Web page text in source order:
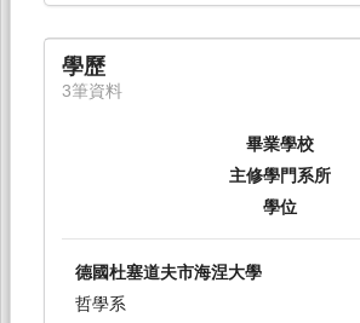
學歷
3筆資料
畢業學校
主修學門系所
學位
德國杜塞道夫市海涅大學
哲學系